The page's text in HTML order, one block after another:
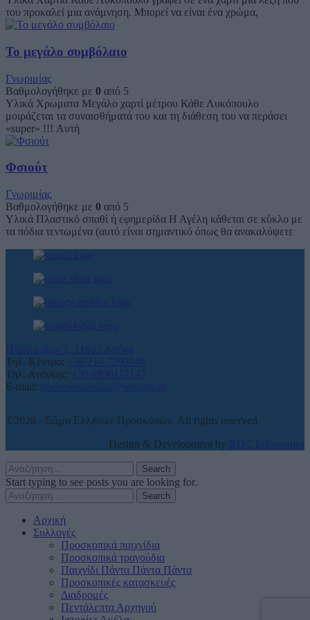
του προκαλεί μια ανάμνηση. Μπορεί να είναι ένα χρώμα,
Το μεγάλο συμβόλαιο
Γνωριμίας
Βαθμολογήθηκε με 0 από 5
Υλικά Χρωματα Μεγάλο χαρτί μέτρου Κάθε Λυκόπουλο
μοιράζεται τα συναισθήματά του και τη διάθεση του να περάσει
«super» !!! Αυτή
Φσιούτ
Γνωριμίας
Βαθμολογήθηκε με 0 από 5
Υλικά Πλαστικό σπαθί ή εφημερίδα Η Αγέλη κάθεται σε κύκλο με
τα πόδια τεντωμένα (αυτό είναι σημαντικό όπως θα ανακαλύψετε
Πτολεμαίων 1, 11635 Αθήνα
Τηλ. Κέντρο:
+30 210.7290046
Τηλ. Ανάγκης:
+30 6936117147
E-mail:
ntsesmelopoulos@sep.org.gr
©2026 - Σώμα Ελλήνων Προσκόπων. All rights reserved.
Design & Development by RDC Informatics
Search
Start typing to see posts you are looking for.
Search
Αρχική
Συλλογές
Προσκοπικά παιχνίδια
Προσκοπικά τραγούδια
Παιχνίδι Πάντα Πάντα Πάντα
Προσκοπικές κατασκευές
Διαδρομές
Πεντάλεπτα Αρχηγού